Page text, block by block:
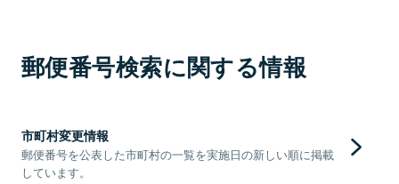
郵便番号検索に関する情報
市町村変更情報
郵便番号を公表した市町村の一覧を実施日の新しい順に掲載
しています。